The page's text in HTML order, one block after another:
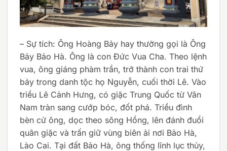
– Sự tích: Ông Hoàng Bảy hay thường gọi là Ông
Bảy Bảo Hà. Ông là con Đức Vua Cha. Theo lệnh
vua, ông giáng phàm trần, trở thành con trai thứ
bảy trong danh tộc họ Nguyễn, cuối thời Lê. Vào
triều Lê Cảnh Hưng, có giặc Trung Quốc từ Vân
Nam tràn sang cướp bóc, đốt phá. Triều đình
bèn cử ông, dọc theo sông Hồng, lên đánh đuổi
quân giặc và trấn giữ vùng biên ải nơi Bảo Hà,
Lào Cai. Tại đất Bảo Hà, ông thống lĩnh lục thủy,